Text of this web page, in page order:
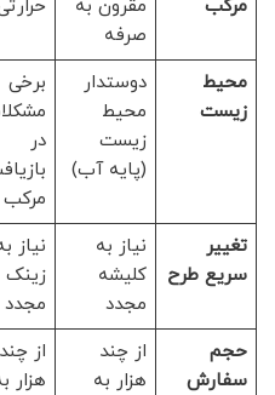
مرکب
مقرون به
صرفه
محیط
زیست
دوستدار
محیط
زیست
(پایه آب)
برخی
در
مرکب
تغییر
سریع طرح
نیاز به
کلیشه
مجدد
نیاز
زینک
مجدد
حجم
سفارش
از چند
هزار به
از چند
هزار